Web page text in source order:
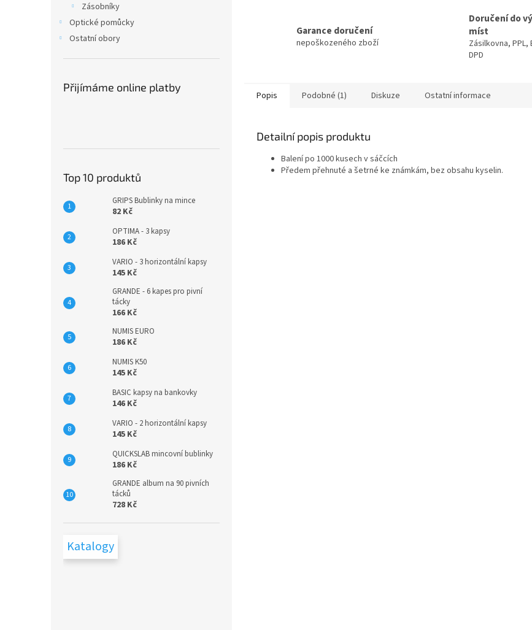
Zásobníky
Optické pomůcky
Ostatní obory
Přijímáme online platby
Top 10 produktů
GRIPS Bublinky na mince
82 Kč
OPTIMA - 3 kapsy
186 Kč
VARIO - 3 horizontální kapsy
145 Kč
GRANDE - 6 kapes pro pivní
tácky
166 Kč
NUMIS EURO
186 Kč
NUMIS K50
145 Kč
BASIC kapsy na bankovky
146 Kč
VARIO - 2 horizontální kapsy
145 Kč
QUICKSLAB mincovní bublinky
186 Kč
GRANDE album na 90 pivních
tácků
728 Kč
Katalogy
Garance doručení
nepoškozeného zboží
Doručení do
míst
Zásilkovna, PPL,
DPD
Popis Podobné (1) Diskuze Ostatní informace
Detailní popis produktu
Balení po 1000 kusech v sáčcích
Předem přehnuté a šetrné ke známkám, bez obsahu kyselin.